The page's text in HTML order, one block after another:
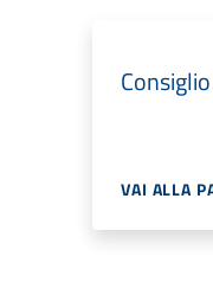
VAI ALLA